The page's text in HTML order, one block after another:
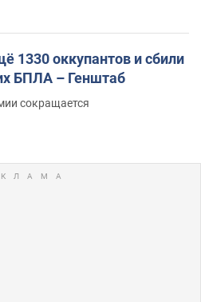
1330 оккупантов и сбили
БПЛА – Генштаб
сокращается